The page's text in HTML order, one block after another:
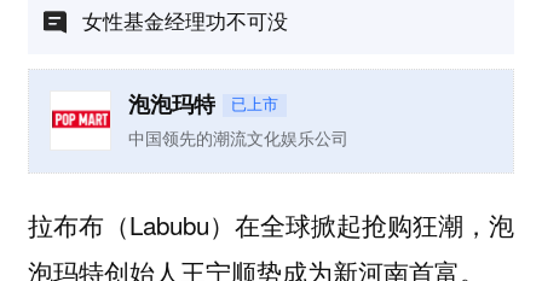
女性基金经理功不可没
泡泡玛特 已上市
中国领先的潮流文化娱乐公司
拉布布（Labubu）在全球掀起抢购狂潮，泡
泡玛特创始人王宁顺势成为新河南首富。